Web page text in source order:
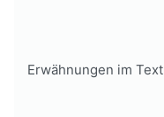
Erwähnungen im Text